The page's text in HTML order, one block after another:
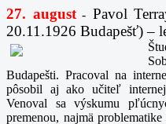
27. august- Pavol
20.11.1926 Budapešť) –
Budapešti. Pracoval na
pôsobil aj ako učiteľ
Venoval sa výskumu
premenou, najmä